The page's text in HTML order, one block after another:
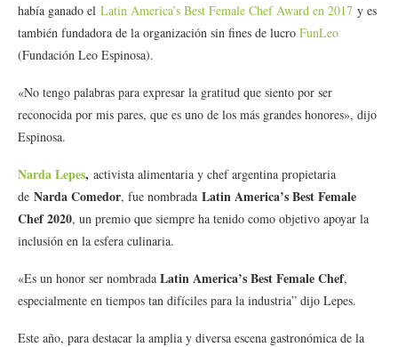
había ganado el Latin America’s Best Female Chef Award en 2017 y es
también fundadora de la organización sin fines de lucro FunLeo
(Fundación Leo Espinosa).
«No tengo palabras para expresar la gratitud que siento por ser
reconocida por mis pares, que es uno de los más grandes honores», dijo
Espinosa.
Narda Lepes, activista alimentaria y chef argentina propietaria
de Narda Comedor, fue nombrada Latin America’s Best Female
Chef 2020, un premio que siempre ha tenido como objetivo apoyar la
inclusión en la esfera culinaria.
«Es un honor ser nombrada Latin America’s Best Female Chef,
especialmente en tiempos tan difíciles para la industria” dijo Lepes.
Este año, para destacar la amplia y diversa escena gastronómica de la